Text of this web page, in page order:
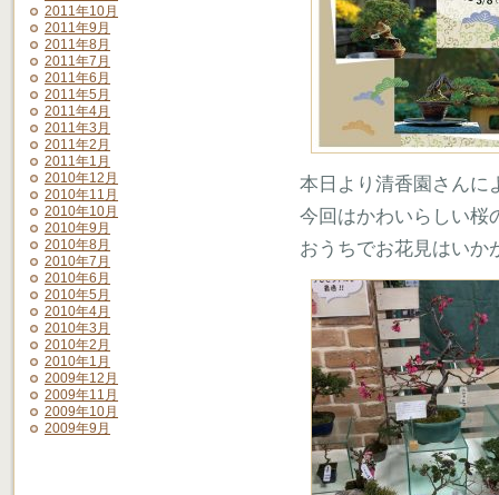
2011年10月
2011年9月
2011年8月
2011年7月
2011年6月
2011年5月
2011年4月
2011年3月
2011年2月
2011年1月
2010年12月
2010年11月
2010年10月
2010年9月
2010年8月
2010年7月
2010年6月
2010年5月
2010年4月
2010年3月
2010年2月
2010年1月
2009年12月
2009年11月
2009年10月
2009年9月
本日より清香園さんに
今回はかわいらしい桜
おうちでお花見はいか